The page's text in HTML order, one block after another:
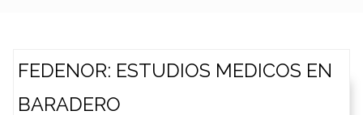
FEDENOR: ESTUDIOS MEDICOS EN
BARADERO